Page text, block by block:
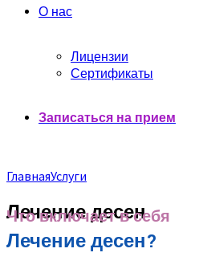
О нас
Лицензии
Сертификаты
Записаться на прием
ГлавнаяУслуги
Лечение десен
Что включает в себя
Лечение десен?